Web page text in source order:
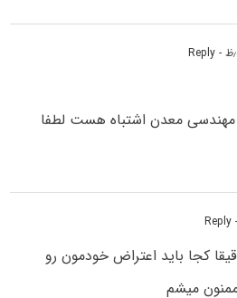
- Reply
۶۴ و ۶۸ رشته مهندسی معدن اشتباه هست لطفا
-
کجا باید اعتراض خودمون رو
ممنون میشم